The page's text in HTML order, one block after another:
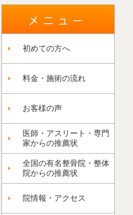
初めての方へ
料金・施術の流れ
お客様の声
医師・アスリート・専門
家からの推薦状
全国の有名整骨院・整体
院からの推薦状
院情報・アクセス